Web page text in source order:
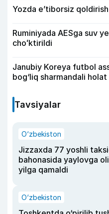
Yozda e’tiborsiz
Ruminiyada AESga suv
choʻktirildi
Janubiy Koreya futbol
bog‘liq sharmandali
Tavsiyalar
O‘zbekiston
Jizzaxda 77 yoshli
bahonasida yaylovga
yilga qamaldi
O‘zbekiston